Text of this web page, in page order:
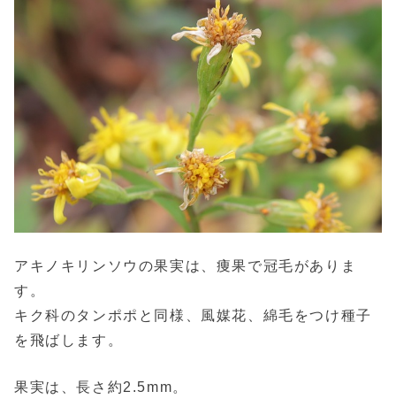
アキノキリンソウの果実は、痩果で冠毛がありま
す。
キク科のタンポポと同様、風媒花、綿毛をつけ種子
を飛ばします。
果実は、長さ約2.5mm。